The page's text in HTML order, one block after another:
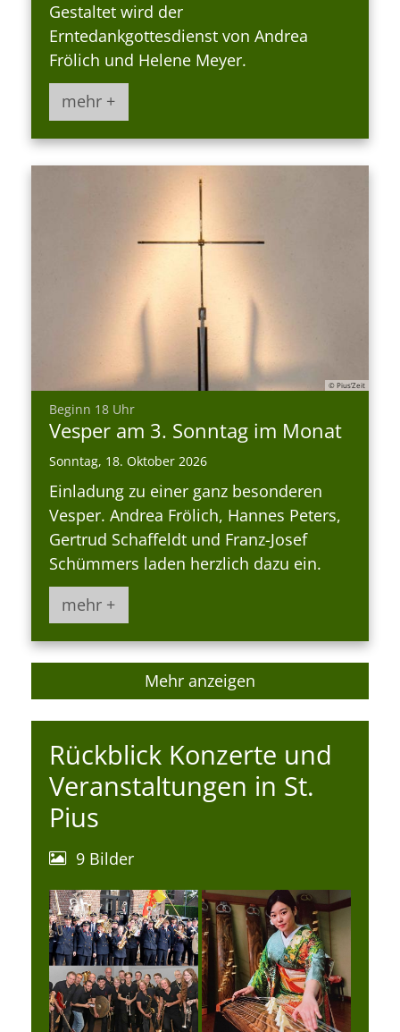
Gestaltet wird der
Erntedankgottesdienst von Andrea
Frölich und Helene Meyer.
mehr +
© Pius’Zeit
Beginn 18 Uhr:
Vesper am 3. Sonntag im Monat
Sonntag, 18. Oktober 2026
Einladung zu einer ganz besonderen
Vesper. Andrea Frölich, Hannes Peters,
Gertrud Schaffeldt und Franz-Josef
Schümmers laden herzlich dazu ein.
mehr +
Mehr anzeigen
Rückblick Konzerte und
Veranstaltungen in St.
Pius
9 Bilder